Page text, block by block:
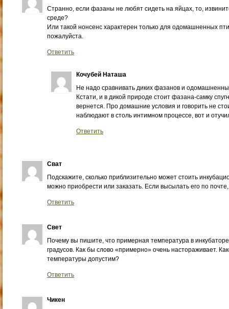
Странно, если фазаны не любят сидеть на яйцах, то,
среде?
Или такой нонсенс характерен только для одомашненных
пожалуйста.
Ответить
Кочубей Наташа
Не надо сравнивать диких фазанов и
Кстати, и в дикой природе стоит фазана-самку
вернется. Про домашние условия и говорить не
наблюдают в столь интимном процессе, вот и
Ответить
Сват
Подскажите, сколько приблизительно может стоить
можно приобрести или заказать. Если высылать его по
Ответить
Свет
Почему вы пишите, что примерная температура в
градусов. Как бы слово «примерно» очень настораживает.
температуры допустим?
Ответить
Чикен